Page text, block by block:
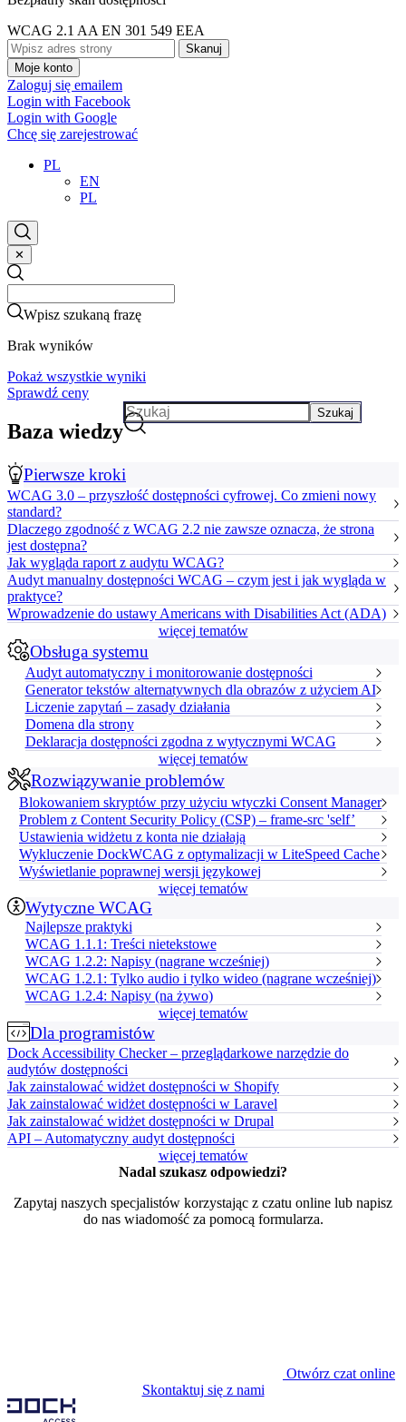
WCAG 2.1 AA EN 301 549 EEA
Skanuj
Moje konto
Zaloguj się emailem
Login with Facebook
Login with Google
Chcę się zarejestrować
PL
EN
PL
✕
Search
Wpisz szukaną frazę
Brak wyników
Pokaż wszystkie wyniki
Sprawdź ceny
Baza wiedzy
Szukaj
Pierwsze kroki
WCAG 3.0 – przyszłość dostępności cyfrowej. Co zmieni nowy
standard?
Dlaczego zgodność z WCAG 2.2 nie zawsze oznacza, że strona
jest dostępna?
Jak wygląda raport z audytu WCAG?
Audyt manualny dostępności WCAG – czym jest i jak wygląda w
praktyce?
Wprowadzenie do ustawy Americans with Disabilities Act (ADA)
więcej tematów
Obsługa systemu
Audyt automatyczny i monitorowanie dostępności
Generator tekstów alternatywnych dla obrazów z użyciem AI
Liczenie zapytań – zasady działania
Domena dla strony
Deklaracja dostępności zgodna z wytycznymi WCAG
więcej tematów
Rozwiązywanie problemów
Blokowaniem skryptów przy użyciu wtyczki Consent Manager
Problem z Content Security Policy (CSP) – frame-src 'self’
Ustawienia widżetu z konta nie działają
Wykluczenie DockWCAG z optymalizacji w LiteSpeed Cache
Wyświetlanie poprawnej wersji językowej
więcej tematów
Wytyczne WCAG
Najlepsze praktyki
WCAG 1.1.1: Treści nietekstowe
WCAG 1.2.2: Napisy (nagrane wcześniej)
WCAG 1.2.1: Tylko audio i tylko wideo (nagrane wcześniej)
WCAG 1.2.4: Napisy (na żywo)
więcej tematów
Dla programistów
Dock Accessibility Checker – przeglądarkowe narzędzie do
audytów dostępności
Jak zainstalować widżet dostępności w Shopify
Jak zainstalować widżet dostępności w Laravel
Jak zainstalować widżet dostępności w Drupal
API – Automatyczny audyt dostępności
więcej tematów
Nadal szukasz odpowiedzi?
Zapytaj naszych specjalistów korzystając z czatu online lub napisz
do nas wiadomość za pomocą formularza.
Otwórz czat online
Skontaktuj się z nami